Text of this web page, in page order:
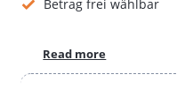
Betrag frei wählbar
Read more